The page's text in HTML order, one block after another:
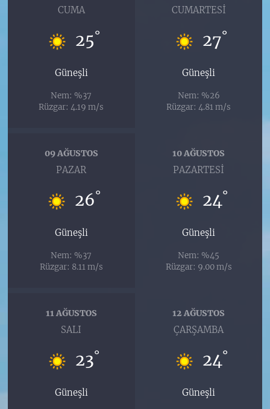
CUMA
25°
Güneşli
Nem: %37
Rüzgar: 4.19 m/s
CUMARTESI
27°
Güneşli
Nem: %26
Rüzgar: 4.81 m/s
09 AĞUSTOS
PAZAR
26°
Güneşli
Nem: %37
Rüzgar: 8.11 m/s
10 AĞUSTOS
PAZARTESI
24°
Güneşli
Nem: %45
Rüzgar: 9.00 m/s
11 AĞUSTOS
SALI
23°
Güneşli
12 AĞUSTOS
ÇARŞAMBA
24°
Güneşli